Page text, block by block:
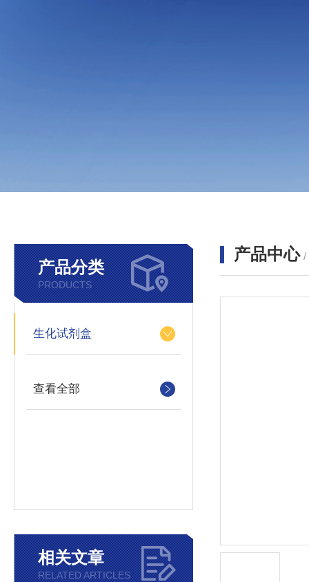
产品分类
PRODUCTS
生化试剂盒
查看全部
相关文章
RELATED ARTICLES
产品中心 /